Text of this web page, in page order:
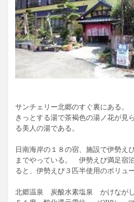
サンチェリー北郷のすぐ裏にある
きっとする湯で茶褐色の湯ノ花が見
る美人の湯である。
日南海岸の１８の宿、施設で伊勢え
までやっている。 伊勢えび満足宿
ると、伊勢えび３匹半使用のボリュ
北郷温泉 炭酸水素塩泉 かけながし